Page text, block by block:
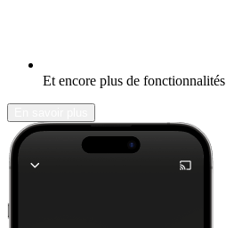
Et encore plus de fonctionnalités